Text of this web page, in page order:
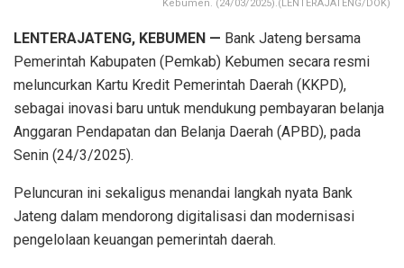
Kebumen. (24/03/2025).(LENTERAJATENG/DOK)
LENTERAJATENG, KEBUMEN — Bank Jateng bersama
Pemerintah Kabupaten (Pemkab) Kebumen secara resmi
meluncurkan Kartu Kredit Pemerintah Daerah (KKPD),
sebagai inovasi baru untuk mendukung pembayaran belanja
Anggaran Pendapatan dan Belanja Daerah (APBD), pada
Senin (24/3/2025).
Peluncuran ini sekaligus menandai langkah nyata Bank
Jateng dalam mendorong digitalisasi dan modernisasi
pengelolaan keuangan pemerintah daerah.